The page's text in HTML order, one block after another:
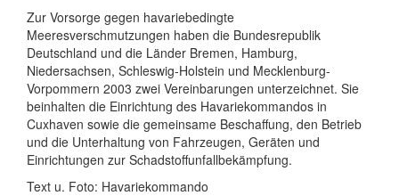
Zur Vorsorge gegen havariebedingte
Meeresverschmutzungen haben die Bundesrepublik
Deutschland und die Länder Bremen, Hamburg,
Niedersachsen, Schleswig-Holstein und Mecklenburg-
Vorpommern 2003 zwei Vereinbarungen unterzeichnet. Sie
beinhalten die Einrichtung des Havariekommandos in
Cuxhaven sowie die gemeinsame Beschaffung, den Betrieb
und die Unterhaltung von Fahrzeugen, Geräten und
Einrichtungen zur Schadstoffunfallbekämpfung.
Text u. Foto: Havariekommando